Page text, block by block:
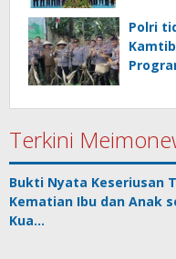
dan
Polri
Terkini
Bukti Nyata Keseriusan
Kematian Ibu dan Anak
Kua…